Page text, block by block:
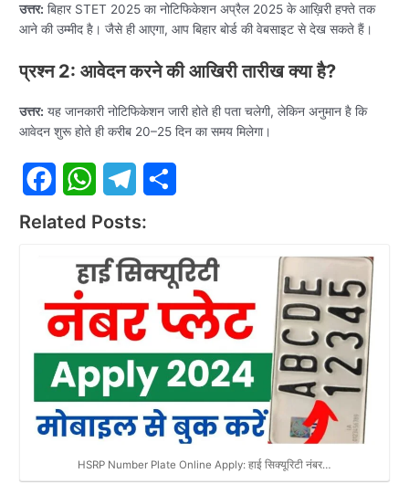
उत्तर: बिहार STET 2025 का नोटिफिकेशन अप्रैल 2025 के आख़िरी हफ्ते तक
आने की उम्मीद है। जैसे ही आएगा, आप बिहार बोर्ड की वेबसाइट से देख सकते हैं।
प्रश्न 2: आवेदन करने की आखिरी तारीख क्या है?
उत्तर: यह जानकारी नोटिफिकेशन जारी होते ही पता चलेगी, लेकिन अनुमान है कि
आवेदन शुरू होते ही करीब 20–25 दिन का समय मिलेगा।
F
t
s
A
p
p
l
e
g
r
a
m
a
r
e
Related Posts:
HSRP Number Plate Online Apply: हाई सिक्यूरिटी नंबर…